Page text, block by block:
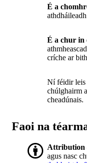
É a
É a chur
críche ar
Ní féidir leis
chúlghairm
cheadúnais.
Faoi na
Attribution
agus nasc